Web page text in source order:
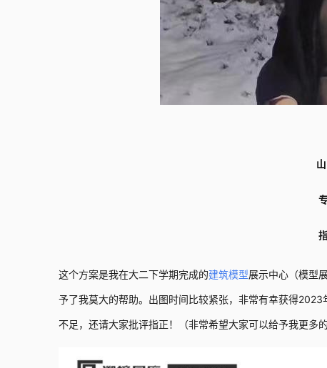
这个方案是我在大二下学期完成的建筑模型展示中心（模型
予了我莫大的帮助。出图时间比较紧张，非常有幸获得
不足，还请大家批评指正！（非常希望大家可以给予我更多